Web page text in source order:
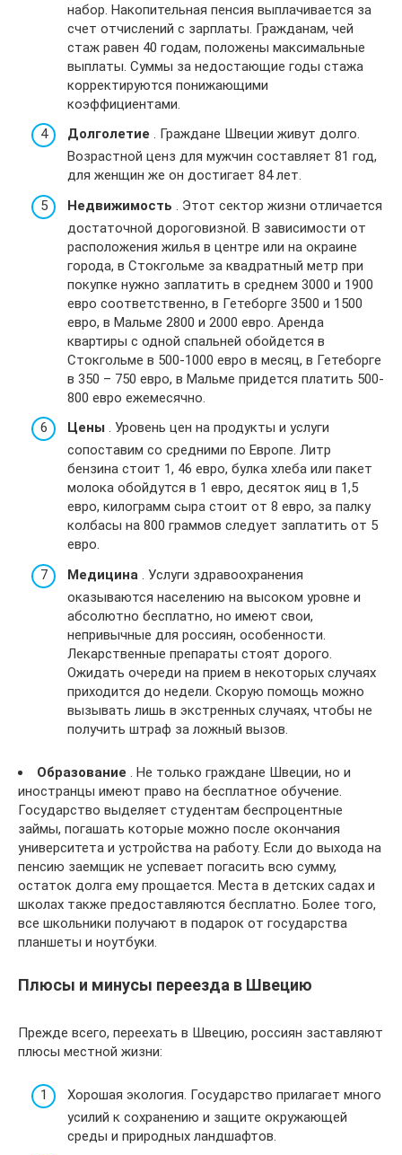
набор. Накопительная пенсия выплачивается за
счет отчислений с зарплаты. Гражданам, чей
стаж равен 40 годам, положены максимальные
выплаты. Суммы за недостающие годы стажа
корректируются понижающими
коэффициентами.
Долголетие . Граждане Швеции живут долго.
Возрастной ценз для мужчин составляет 81 год,
для женщин же он достигает 84 лет.
Недвижимость . Этот сектор жизни отличается
достаточной дороговизной. В зависимости от
расположения жилья в центре или на окраине
города, в Стокгольме за квадратный метр при
покупке нужно заплатить в среднем 3000 и 1900
евро соответственно, в Гетеборге 3500 и 1500
евро, в Мальме 2800 и 2000 евро. Аренда
квартиры с одной спальней обойдется в
Стокгольме в 500-1000 евро в месяц, в Гетеборге
в 350 – 750 евро, в Мальме придется платить 500-
800 евро ежемесячно.
Цены . Уровень цен на продукты и услуги
сопоставим со средними по Европе. Литр
бензина стоит 1, 46 евро, булка хлеба или пакет
молока обойдутся в 1 евро, десяток яиц в 1,5
евро, килограмм сыра стоит от 8 евро, за палку
колбасы на 800 граммов следует заплатить от 5
евро.
Медицина . Услуги здравоохранения
оказываются населению на высоком уровне и
абсолютно бесплатно, но имеют свои,
непривычные для россиян, особенности.
Лекарственные препараты стоят дорого.
Ожидать очереди на прием в некоторых случаях
приходится до недели. Скорую помощь можно
вызывать лишь в экстренных случаях, чтобы не
получить штраф за ложный вызов.
Образование . Не только граждане Швеции, но и
иностранцы имеют право на бесплатное обучение.
Государство выделяет студентам беспроцентные
займы, погашать которые можно после окончания
университета и устройства на работу. Если до выхода на
пенсию заемщик не успевает погасить всю сумму,
остаток долга ему прощается. Места в детских садах и
школах также предоставляются бесплатно. Более того,
все школьники получают в подарок от государства
планшеты и ноутбуки.
Плюсы и минусы переезда в Швецию
Прежде всего, переехать в Швецию, россиян заставляют
плюсы местной жизни:
Хорошая экология. Государство прилагает много
усилий к сохранению и защите окружающей
среды и природных ландшафтов.